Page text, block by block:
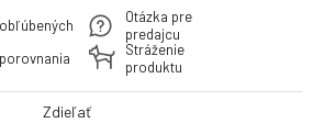
Otázka pre
predajcu
Stráženie
produktu
Zdieľať